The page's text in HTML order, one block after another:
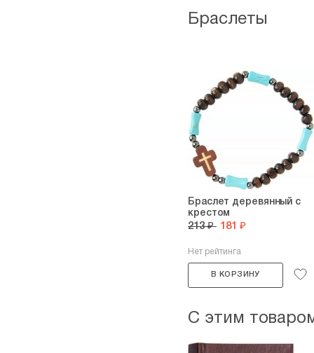
Браслеты
Браслет деревянный с
крестом
213 ₽ 181 ₽
Нет рейтинга
В КОРЗИНУ
С этим